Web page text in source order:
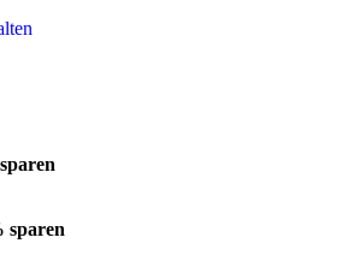
sparen